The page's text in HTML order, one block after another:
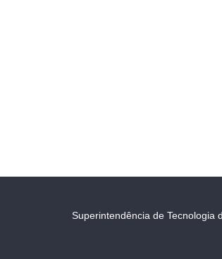
Superintendência de Tecnologia